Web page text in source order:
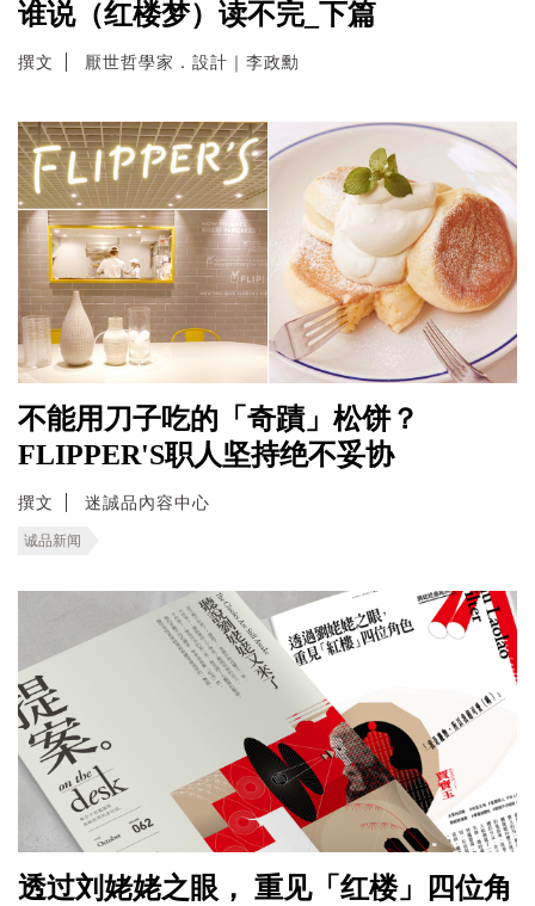
谁说（红楼梦）读不完_下篇
撰文 厭世哲學家．設計｜李政勳
不能用刀子吃的「奇蹟」松饼？
FLIPPER'S职人坚持绝不妥协
撰文 迷誠品內容中心
诚品新闻
透过刘姥姥之眼， 重见「红楼」四位角